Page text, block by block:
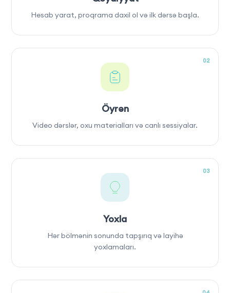
Hesab yarat, proqrama daxil ol və ilk dərsə başla.
02
Öyrən
Video dərslər, oxu materialları və canlı sessiyalar.
03
Yoxla
Hər bölmənin sonunda tapşırıq və layihə
yoxlamaları.